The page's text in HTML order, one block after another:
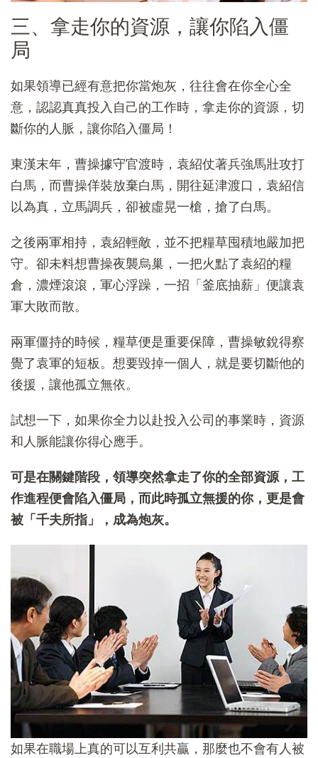
三、拿走你的資源，讓你陷入僵
局
如果領導已經有意把你當炮灰，往往會在你全心全
意，認認真真投入自己的工作時，拿走你的資源，切
斷你的人脈，讓你陷入僵局！
東漢末年，曹操據守官渡時，袁紹仗著兵強馬壯攻打
白馬，而曹操佯裝放棄白馬，開往延津渡口，袁紹信
以為真，立馬調兵，卻被虛晃一槍，搶了白馬。
之後兩軍相持，袁紹輕敵，並不把糧草囤積地嚴加把
守。卻未料想曹操夜襲烏巢，一把火點了袁紹的糧
倉，濃煙滾滾，軍心浮躁，一招「釜底抽薪」便讓袁
軍大敗而散。
兩軍僵持的時候，糧草便是重要保障，曹操敏銳得察
覺了袁軍的短板。想要毀掉一個人，就是要切斷他的
後援，讓他孤立無依。
試想一下，如果你全力以赴投入公司的事業時，資源
和人脈能讓你得心應手。
可是在關鍵階段，領導突然拿走了你的全部資源，工
作進程便會陷入僵局，而此時孤立無援的你，更是會
被「千夫所指」，成為炮灰。
如果在職場上真的可以互利共贏，那麼也不會有人被